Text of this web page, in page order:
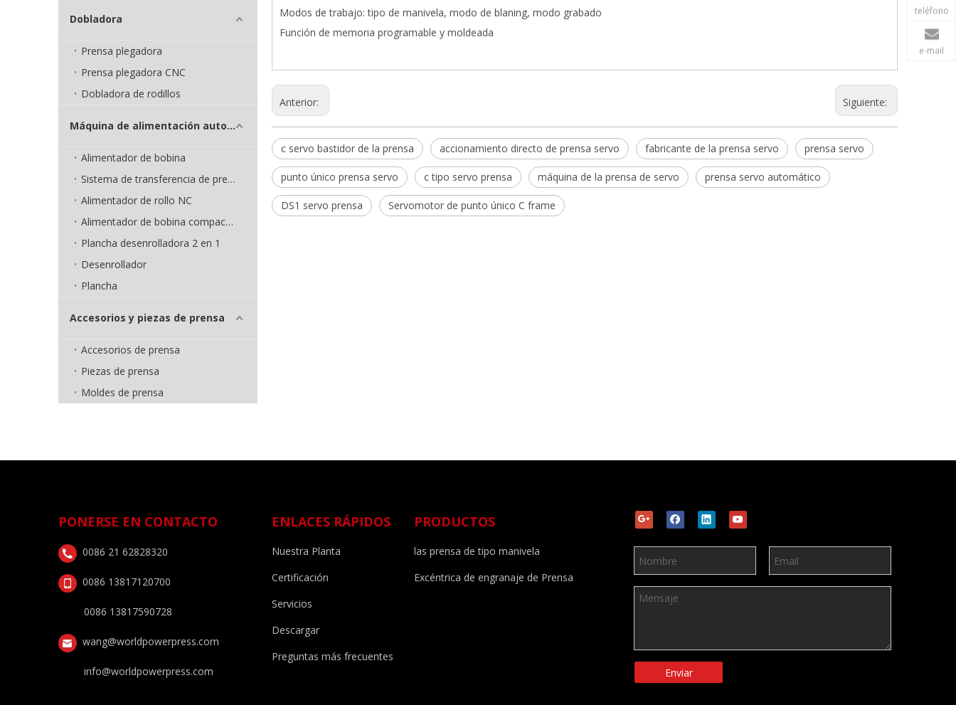
Dobladora
Prensa plegadora
Prensa plegadora CNC
Dobladora de rodillos
Máquina de alimentación automática
Alimentador de bobina
Sistema de transferencia de prensa
Alimentador de rollo NC
Alimentador de bobina compacto 3 en 1
Plancha desenrolladora 2 en 1
Desenrollador
Plancha
Accesorios y piezas de prensa
Accesorios de prensa
Piezas de prensa
Moldes de prensa
Modos de trabajo: tipo de manivela, modo de blaning, modo grabado
Función de memoria programable y moldeada
Anterior: Siguiente:
c servo bastidor de la prensa accionamiento directo de prensa servo fabricante de la prensa servo prensa servo
punto único prensa servo c tipo servo prensa máquina de la prensa de servo prensa servo automático
DS1 servo prensa Servomotor de punto único C frame
teléfono
e-mail
PONERSE EN CONTACTO
0086 21 62828320
0086 13817120700
0086 13817590728
wang@worldpowerpress.com
info@worldpowerpress.com
ENLACES RÁPIDOS
Nuestra Planta
Certificación
Servicios
Descargar
Preguntas más frecuentes
PRODUCTOS
las prensa de tipo manivela
Excéntrica de engranaje de Prensa
Enviar